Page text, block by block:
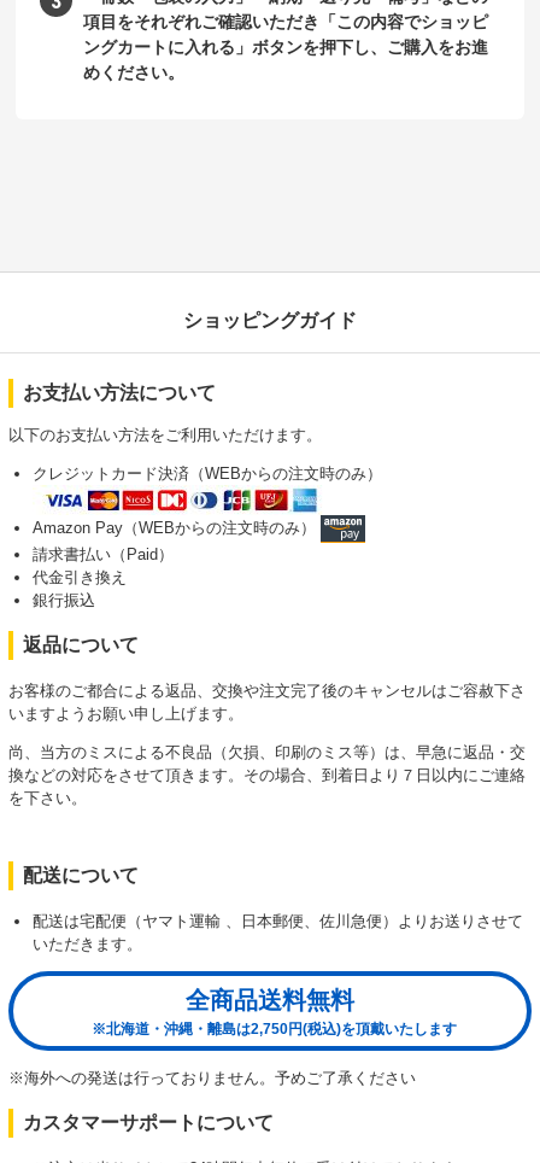
項目をそれぞれご確認いただき「この内容でショッピ
ングカートに入れる」ボタンを押下し、ご購入をお進
めください。
ショッピングガイド
お支払い方法について
以下のお支払い方法をご利用いただけます。
クレジットカード決済（WEBからの注文時のみ）
Amazon Pay（WEBからの注文時のみ）
請求書払い（Paid）
代金引き換え
銀行振込
返品について
お客様のご都合による返品、交換や注文完了後のキャンセルはご容赦下さ
いますようお願い申し上げます。
尚、当方のミスによる不良品（欠損、印刷のミス等）は、早急に返品・交
換などの対応をさせて頂きます。その場合、到着日より７日以内にご連絡
を下さい。
配送について
配送は宅配便（ヤマト運輸 、日本郵便、佐川急便）よりお送りさせて
いただきます。
全商品送料無料
※北海道・沖縄・離島は2,750円(税込)を頂戴いたします
※海外への発送は行っておりません。予めご了承ください
カスタマーサポートについて